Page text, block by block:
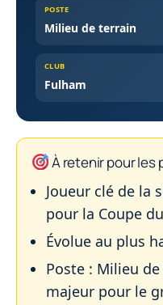
POSTE
Milieu de terrain
CLUB
Fulham
À retenir pour les
Joueur clé de la
pour la Coupe
Évolue au plus
Poste : Milieu
majeur pour le